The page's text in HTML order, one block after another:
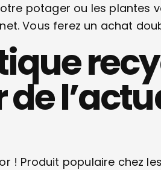
potager ou les plantes
Vous ferez un achat
! Produit populaire chez